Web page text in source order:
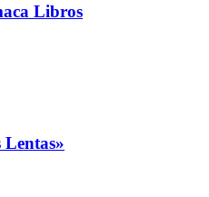
Libros
Lentas»